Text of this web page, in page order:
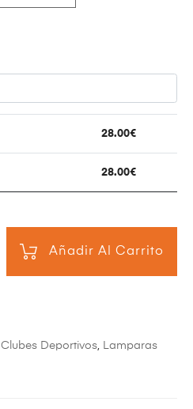
28.00€
28.00€
Añadir Al Carrito
Clubes Deportivos Lamparas